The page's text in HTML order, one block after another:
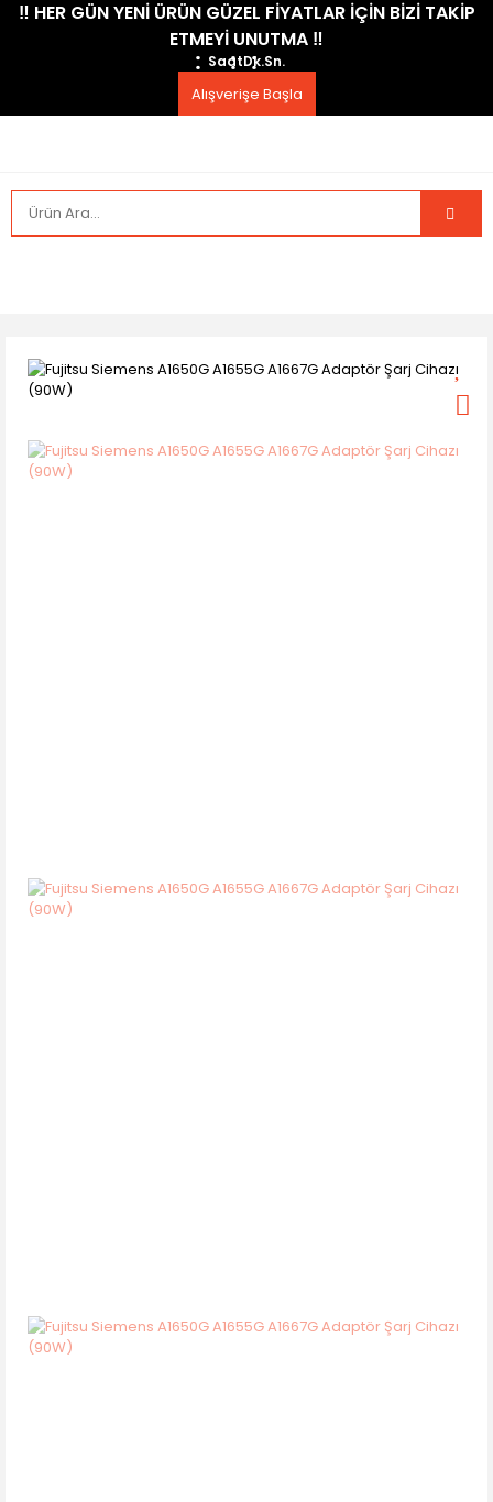
​‼️​ HER GÜN YENİ ÜRÜN GÜZEL FİYATLAR İÇİN BİZİ TAKİP
ETMEYİ UNUTMA ​‼️​
SaatDk.Sn.
Alışverişe Başla